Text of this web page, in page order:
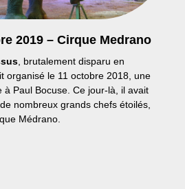
2019 – Cirque Medrano
, brutalement disparu en
organisé le 11 octobre 2018, une
Paul Bocuse. Ce jour-là, il avait
nombreux grands chefs étoilés,
Médrano.